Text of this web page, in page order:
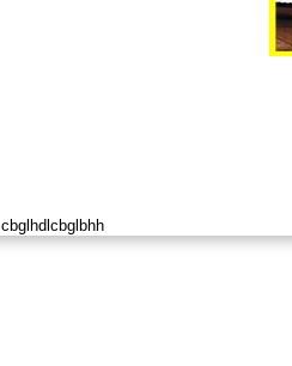
cbglhdlcbglbhh